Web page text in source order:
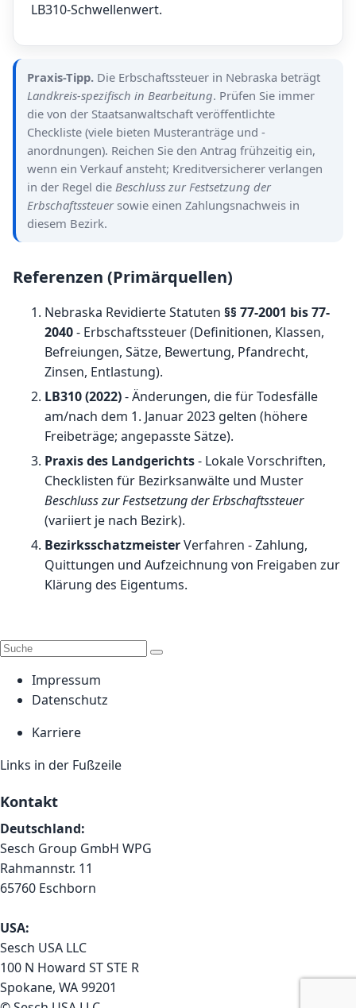
LB310-Schwellenwert.
Praxis-Tipp. Die Erbschaftssteuer in Nebraska beträgt
Landkreis-spezifisch in Bearbeitung. Prüfen Sie immer
die von der Staatsanwaltschaft veröffentlichte
Checkliste (viele bieten Musteranträge und -
anordnungen). Reichen Sie den Antrag frühzeitig ein,
wenn ein Verkauf ansteht; Kreditversicherer verlangen
in der Regel die Beschluss zur Festsetzung der
Erbschaftssteuersowie einen Zahlungsnachweis in
diesem Bezirk.
Referenzen (Primärquellen)
Nebraska Revidierte Statuten §§ 77-2001 bis 77-
2040- Erbschaftssteuer (Definitionen, Klassen,
Befreiungen, Sätze, Bewertung, Pfandrecht,
Zinsen, Entlastung).
LB310 (2022)- Änderungen, die für Todesfälle
am/nach dem 1. Januar 2023 gelten (höhere
Freibeträge; angepasste Sätze).
Praxis des Landgerichts- Lokale Vorschriften,
Checklisten für Bezirksanwälte und Muster
Beschluss zur Festsetzung der Erbschaftssteuer
(variiert je nach Bezirk).
BezirksschatzmeisterVerfahren - Zahlung,
Quittungen und Aufzeichnung von Freigaben zur
Klärung des Eigentums.
Impressum
Datenschutz
Karriere
Links in der Fußzeile
Kontakt
Deutschland:
Sesch Group GmbH WPG
Rahmannstr. 11
65760 Eschborn
USA:
Sesch USA LLC
100 N Howard ST STE R
Spokane, WA 99201